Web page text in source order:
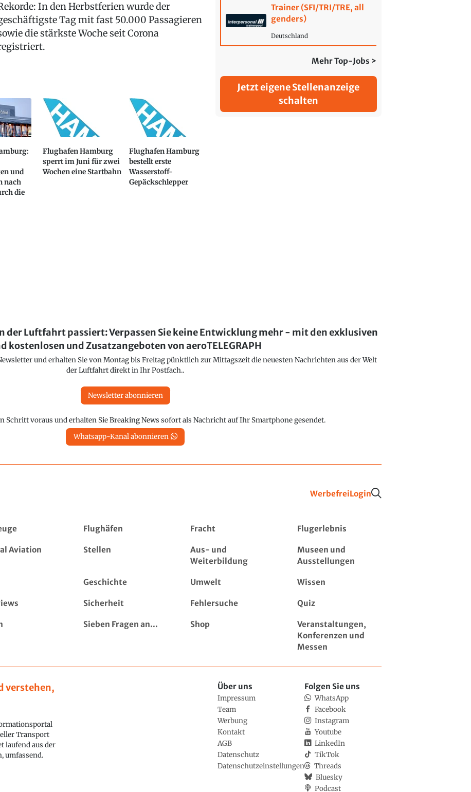
In den Herbstferien wurde der
Tag mit fast 50.000 Passagieren
die stärkste Woche seit Corona
und
nach
die
Flughafen Hamburg
sperrt im Juni für zwei
Wochen eine Startbahn
Flughafen Hamburg
bestellt erste
Wasserstoff-
Gepäckschlepper
Trainer (SFI/TRI/TRE, all
genders)
Deutschland
Mehr Top-Jobs >
Jetzt eigene Stellenanzeige
schalten
der Luftfahrt passiert: Verpassen Sie keine Entwicklung mehr - mit den exklusiven
kostenlosen und Zusatzangeboten von aeroTELEGRAPH
und erhalten Sie von Montag bis Freitag pünktlich zur Mittagszeit die neuesten Nachrichten aus der Welt
der Luftfahrt direkt in Ihr Postfach..
Newsletter abonnieren
Schritt voraus und erhalten Sie Breaking News sofort als Nachricht auf Ihr Smartphone gesendet.
Whatsapp-Kanal abonnieren
WerbefreiLogin
Flughäfen Fracht Flugerlebnis
Aviation Stellen
Aus- und
Weiterbildung
Museen und
Ausstellungen
Geschichte Umwelt Wissen
Sicherheit Fehlersuche Quiz
Sieben Fragen an... Shop
Veranstaltungen,
Konferenzen und
Messen
verstehen,
Transport
laufend aus der
umfassend.
Über uns
Impressum
Team
Werbung
Kontakt
AGB
Datenschutz
Datenschutzeinstellungen
Folgen Sie uns
WhatsApp
Facebook
Instagram
Youtube
LinkedIn
TikTok
Threads
Bluesky
Podcast